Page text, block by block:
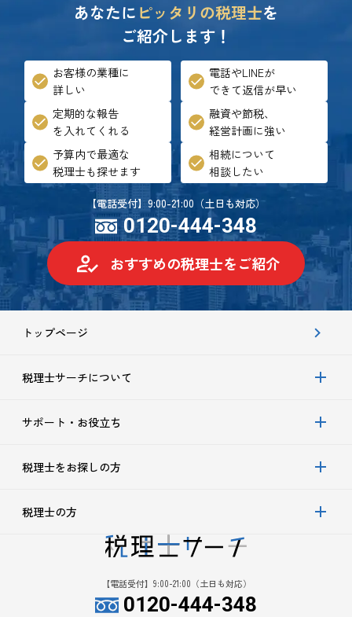
あなたに ピッタリの税理士を
ご紹介します！
お客様の業種に
詳しい
電話やLINEが
できて返信が早い
定期的な報告
を入れてくれる
融資や節税、
経営計画に強い
予算内で最適な
税理士も探せます
相続について
相談したい
【電話受付】9:00-21:00（土日も対応）
0120-444-348
おすすめの税理士をご紹介
【電話受付】9:00-21:00（土日も対応）
0120-444-348
トップページ
税理士サーチについて
サポート・お役立ち
税理士をお探しの方
税理士の方